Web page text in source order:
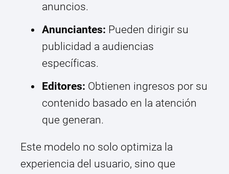
anuncios.
Anunciantes: Pueden dirigir su
publicidad a audiencias
específicas.
Editores: Obtienen ingresos por su
contenido basado en la atención
que generan.
Este modelo no solo optimiza la
experiencia del usuario, sino que